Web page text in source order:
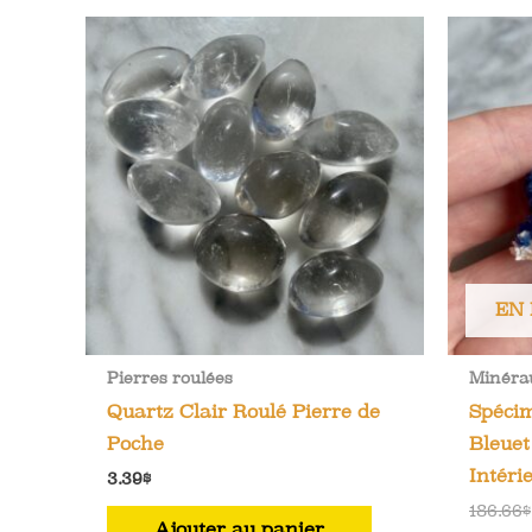
Pierres roulées
Quartz Clair Roulé Pierre de
Poche
3.39$
EN
186.66$